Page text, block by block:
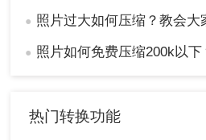
● 照片过大如何压缩？教会大
● 照片如何免费压缩200k以下？快
热门转换功能